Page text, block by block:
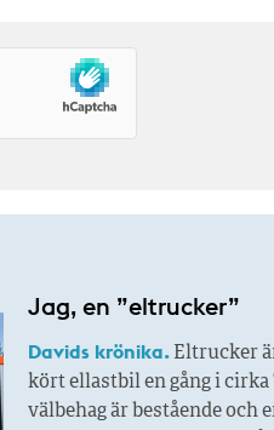
Jag, en ”eltrucker”
Davids krönika.Eltrucker
kört ellastbil en gång i
välbehag är bestående och